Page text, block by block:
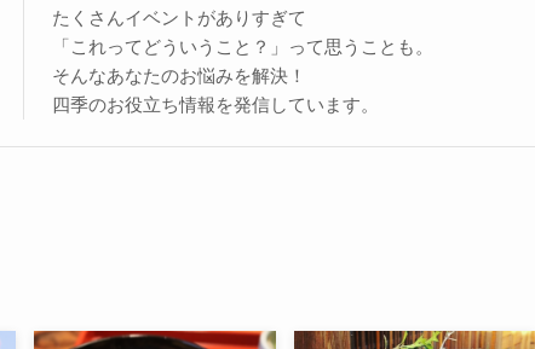
たくさんイベントがありすぎて
「これってどういうこと？」って思うことも。
そんなあなたのお悩みを解決！
四季のお役立ち情報を発信しています。